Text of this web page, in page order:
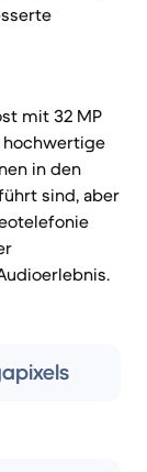
mit 32 MP
hochwertige
in den
sind, aber